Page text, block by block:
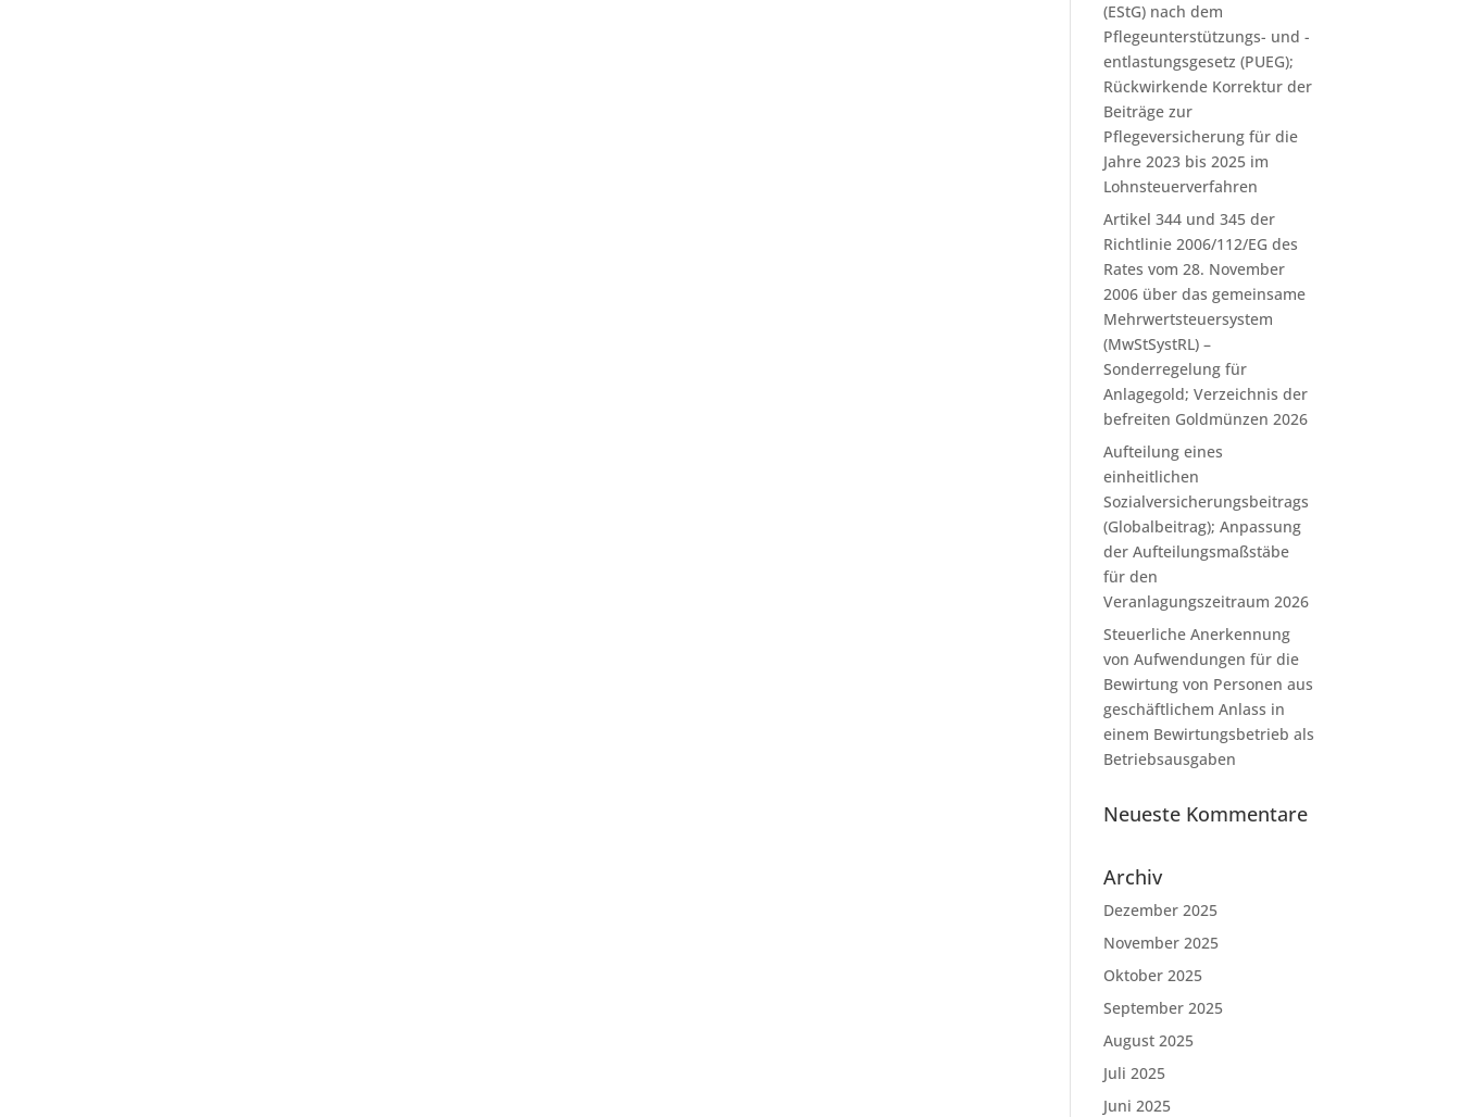
(EStG) nach dem
Pflegeunterstützungs- und -
entlastungsgesetz (PUEG);
Rückwirkende Korrektur der
Beiträge zur
Pflegeversicherung für die
Jahre 2023 bis 2025 im
Lohnsteuerverfahren
Artikel 344 und 345 der
Richtlinie 2006/112/EG des
Rates vom 28. November
2006 über das gemeinsame
Mehrwertsteuersystem
(MwStSystRL) –
Sonderregelung für
Anlagegold; Verzeichnis der
befreiten Goldmünzen 2026
Aufteilung eines
einheitlichen
Sozialversicherungsbeitrags
(Globalbeitrag); Anpassung
der Aufteilungsmaßstäbe
für den
Veranlagungszeitraum 2026
Steuerliche Anerkennung
von Aufwendungen für die
Bewirtung von Personen aus
geschäftlichem Anlass in
einem Bewirtungsbetrieb als
Betriebsausgaben
Neueste Kommentare
Archiv
Dezember 2025
November 2025
Oktober 2025
September 2025
August 2025
Juli 2025
Juni 2025